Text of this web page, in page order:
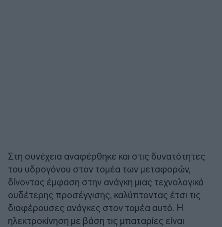
Στη συνέχεια αναφέρθηκε και στις δυνατότητες
του υδρογόνου στον τομέα των μεταφορών,
δίνοντας έμφαση στην ανάγκη μιας τεχνολογικά
ουδέτερης προσέγγισης, καλύπτοντας έτσι τις
διαφέρουσες ανάγκες στον τομέα αυτό. Η
ηλεκτροκίνηση με βάση τις μπαταρίες είναι